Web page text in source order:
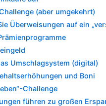
(aber umgekehrt)
Überweisungen auf ein
Umschlagsystem (digital)
und Boni
Challenge
führen zu großen